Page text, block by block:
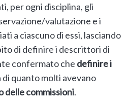
per ogni disciplina, gli
valutazione e i
a ciascuno di essi, lasciando
di definire i descrittori di
confermato che definire i
di quanto molti avevano
delle commissioni.